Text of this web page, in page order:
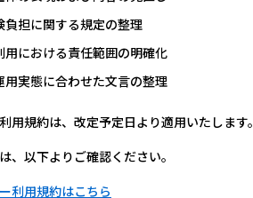
負担に関する規定の整理
用における責任範囲の明確化
用実態に合わせた文言の整理
用規約は、改定予定日より適用いたします。
、以下よりご確認ください。
利用規約はこちら